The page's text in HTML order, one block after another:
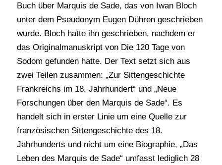
Buch über Marquis de Sade, das von Iwan Bloch
unter dem Pseudonym Eugen Dühren geschrieben
wurde. Bloch hatte ihn geschrieben, nachdem er
das Originalmanuskript von Die 120 Tage von
Sodom gefunden hatte. Der Text setzt sich aus
zwei Teilen zusammen: „Zur Sittengeschichte
Frankreichs im 18. Jahrhundert“ und „Neue
Forschungen über den Marquis de Sade“. Es
handelt sich in erster Linie um eine Quelle zur
französischen Sittengeschichte des 18.
Jahrhunderts und nicht um eine Biographie, „Das
Leben des Marquis de Sade“ umfasst lediglich 28